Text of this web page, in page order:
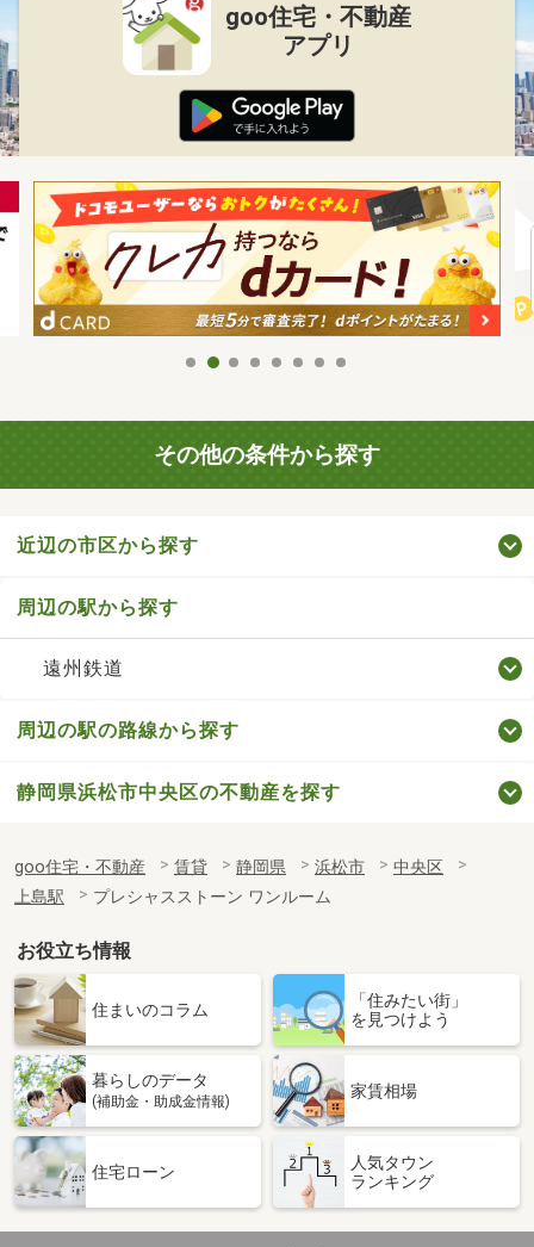
goo住宅・不動産
アプリ
その他の条件から探す
近辺の市区から探す
周辺の駅から探す
遠州鉄道
周辺の駅の路線から探す
静岡県浜松市中央区の不動産を探す
goo住宅・不動産 賃貸 静岡県 浜松市
中央区
上島駅
プレシャスストーン ワンルーム
お役立ち情報
住まいのコラム
「住みたい街」
を見つけよう
暮らしのデータ
(補助金・助成金情報)
家賃相場
住宅ローン
人気タウン
ランキング